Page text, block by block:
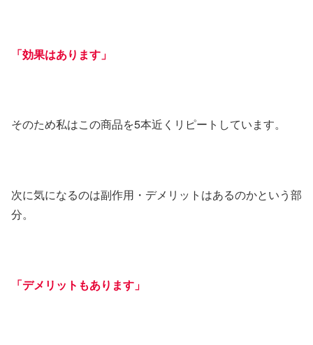
「効果はあります」
そのため私はこの商品を5本近くリピートしています。
次に気になるのは副作用・デメリットはあるのかという部
分。
「デメリットもあります」